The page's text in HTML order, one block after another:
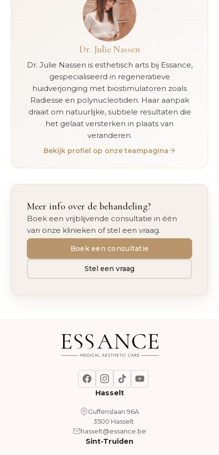
Dr. Julie Nassen
Dr. Julie Nassen is esthetisch arts bij Essance,
gespecialiseerd in regeneratieve
huidverjonging met biostimulatoren zoals
Radiesse en polynucleotiden. Haar aanpak
draait om natuurlijke, subtiele resultaten die
het gelaat versterken in plaats van
veranderen.
Bekijk profiel op onze teampagina
Meer info over de behandeling?
Boek een vrijblijvende consultatie in één
van onze klinieken of stel een vraag.
Boek een consultatie
Stel een vraag
Hasselt
Guffenslaan 96A
3500 Hasselt
hasselt@essance.be
Sint-Truiden